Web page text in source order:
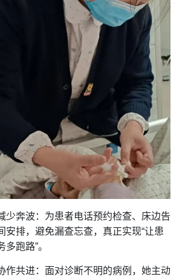
少奔波：为患者电话预约检查、床边告
安排，避免漏查忘查，真正实现“让患
跑路”。
作共进：面对诊断不明的病例，她主动